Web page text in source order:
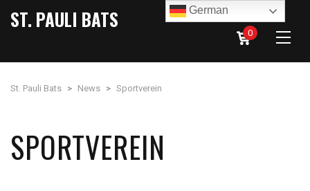
ST. PAULI BATS
0
St. Pauli Bats > News > Sportverein
SPORTVEREIN
German